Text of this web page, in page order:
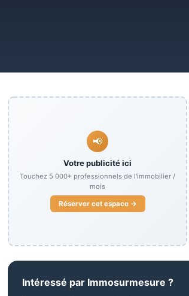
📢
Votre publicité ici
Touchez 5 000+ professionnels de l'immobilier /
mois
Réserver cet espace →
Intéressé par Immosurmesure ?